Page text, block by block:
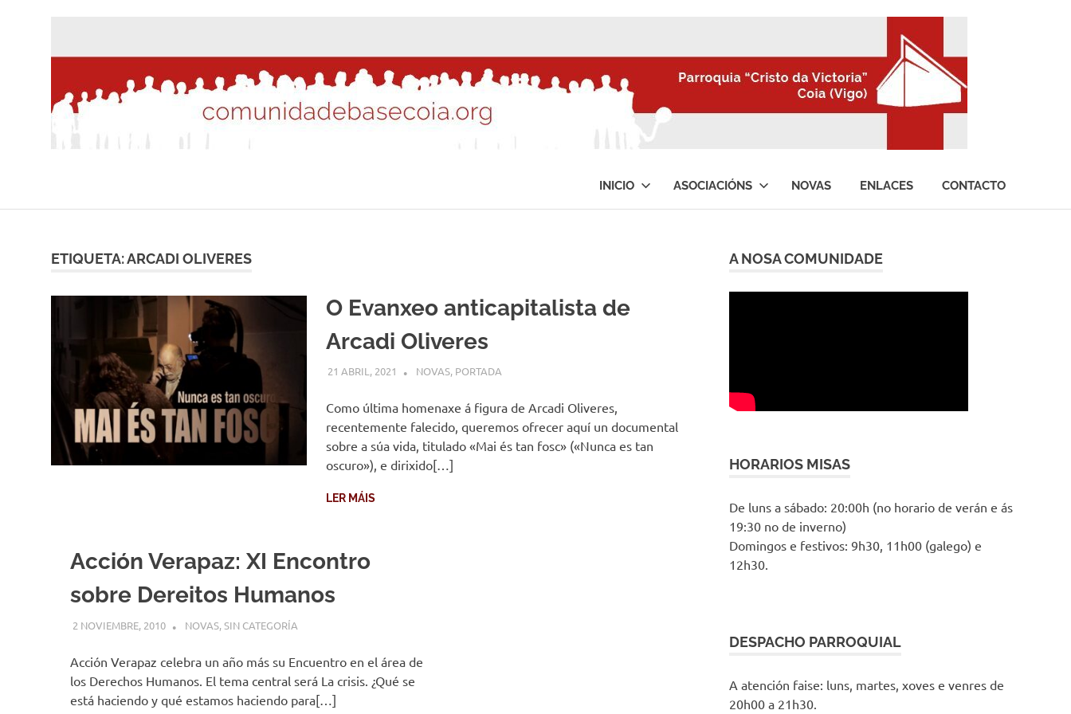
INICIO ASOCIACIÓNS NOVAS ENLACES CONTACTO
ETIQUETA:ARCADI OLIVERES
O Evanxeo anticapitalista de
Arcadi Oliveres
21 ABRIL, 2021 COMUNIDADE
NOVAS, PORTADA
Como última homenaxe á figura de Arcadi Oliveres,
recentemente falecido, queremos ofrecer aquí un documental
sobre a súa vida, titulado «Mai és tan fosc» («Nunca es tan
oscuro»), e dirixido[…]
LER MÁIS
Acción Verapaz: XI Encontro
sobre Dereitos Humanos
2 NOVIEMBRE, 2010 DESARROLLO
NOVAS,SIN CATEGORÍA
Acción Verapaz celebra un año más su Encuentro en el área de
los Derechos Humanos. El tema central será La crisis. ¿Qué se
está haciendo y qué estamos haciendo para[…]
A NOSA COMUNIDADE
HORARIOS MISAS
De luns a sábado: 20:00h (no horario de verán e ás
19:30 no de inverno)
Domingos e festivos: 9h30, 11h00 (galego) e
12h30.
DESPACHO PARROQUIAL
A atención faise: luns, martes, xoves e venres de
20h00 a 21h30.